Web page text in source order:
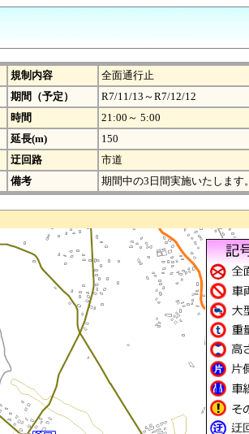
規制内容
全面通行止
期間（予定）
R7/11/13～R7/12/12
時間
21:00～ 5:00
延長(m)
150
迂回路
市道
備考 期間中の3日間実施いたします。